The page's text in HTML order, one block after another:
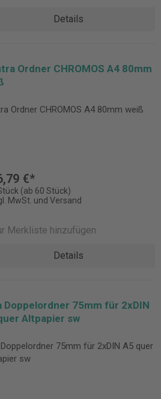
Details
Ordner CHROMOS A4 80mm
Ordner CHROMOS A4 80mm weiß
€*
(ab 60 Stück)
MwSt. und Versand
Merkliste hinzufügen
Details
Doppelordner 75mm für 2xDIN
Altpapier sw
Doppelordner 75mm für 2xDIN A5 quer
sw